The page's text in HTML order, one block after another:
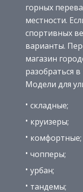
горных
местности.
спортивных
варианты.
магазин
разобраться
Модели для
складные;
круизеры;
комфортные;
чопперы;
урбан;
тандемы;